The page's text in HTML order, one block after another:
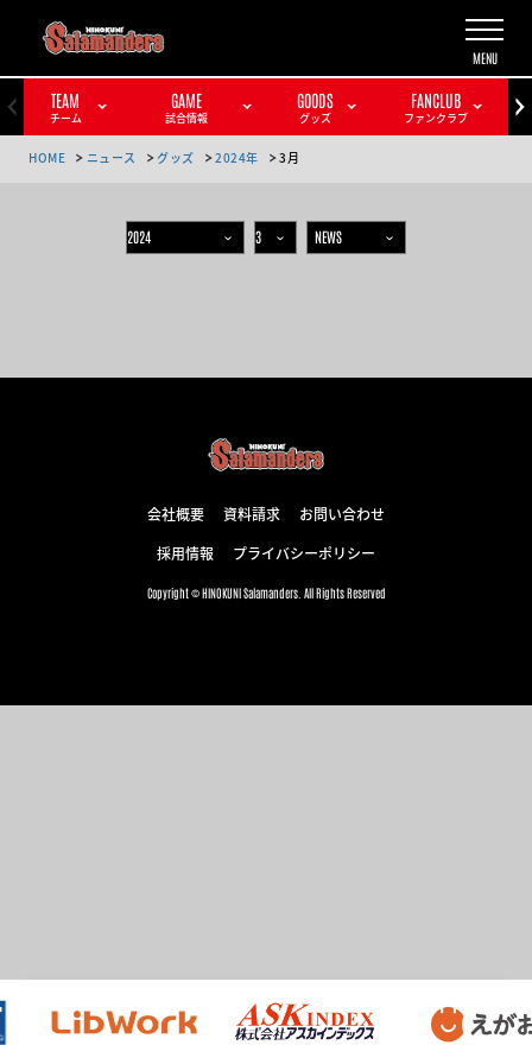
TEAM
チーム
GAME
試合情報
GOODS
グッズ
FANCLUB
ファンクラブ
HOME ニュース グッズ 2024年 3月
会社概要 資料請求 お問い合わせ
採用情報 プライバシーポリシー
Copyright © HINOKUNI Salamanders. All Rights Reserved